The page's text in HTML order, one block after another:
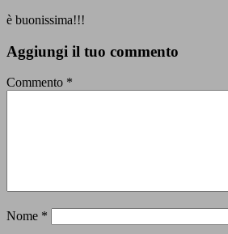
è buonissima!!!
Aggiungi il tuo commento
Commento *
Nome *